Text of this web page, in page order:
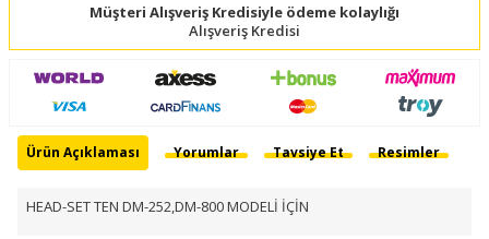
Müşteri Alışveriş Kredisiyle ödeme kolaylığı
Alışveriş Kredisi
Ürün Açıklaması Yorumlar Tavsiye Et Resimler
HEAD-SET TEN DM-252,DM-800 MODELİ İÇİN